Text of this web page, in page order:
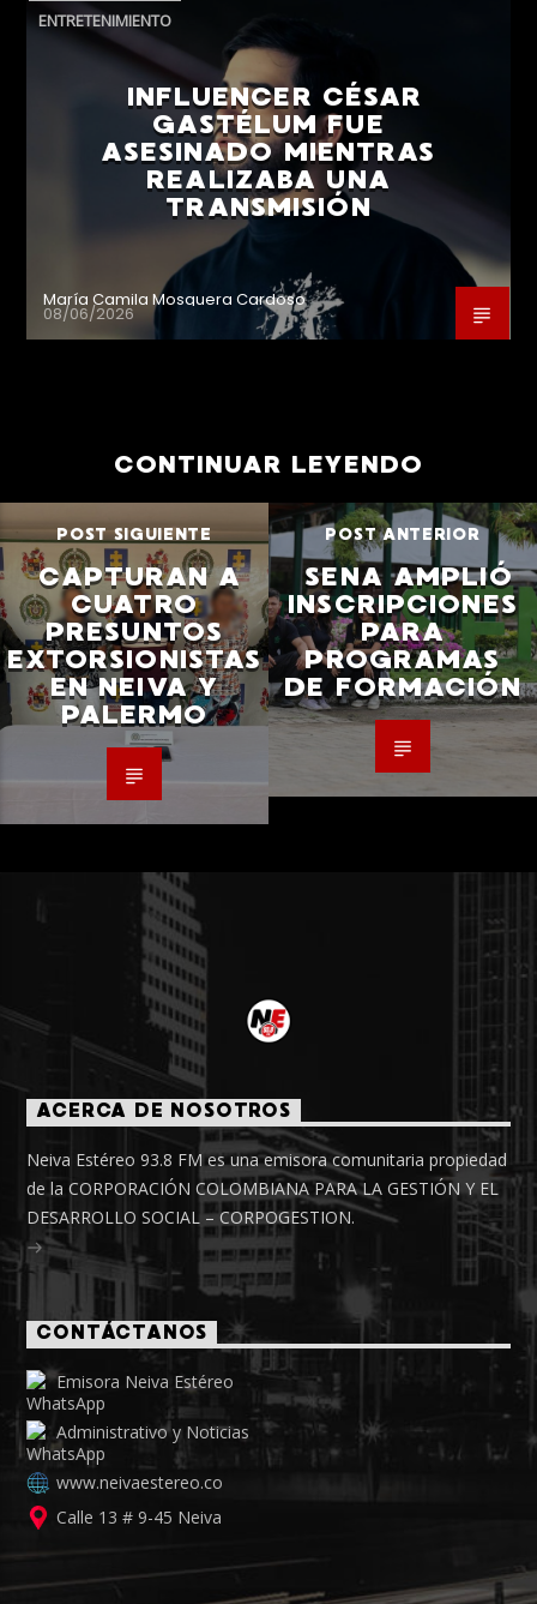
ENTRETENIMIENTO
INFLUENCER CÉSAR
GASTÉLUM FUE
ASESINADO MIENTRAS
REALIZABA UNA
TRANSMISIÓN
María Camila Mosquera Cardoso
08/06/2026
CONTINUAR LEYENDO
POST SIGUIENTE
CAPTURAN A
CUATRO
PRESUNTOS
EXTORSIONISTAS
EN NEIVA Y
PALERMO
POST ANTERIOR
SENA AMPLIÓ
INSCRIPCIONES
PARA
PROGRAMAS
DE FORMACIÓN
ACERCA DE NOSOTROS
Neiva Estéreo 93.8 FM es una emisora comunitaria propiedad
de la CORPORACIÓN COLOMBIANA PARA LA GESTIÓN Y EL
DESARROLLO SOCIAL – CORPOGESTION.
CONTÁCTANOS
Emisora Neiva Estéreo
Administrativo y Noticias
www.neivaestereo.co
Calle 13 # 9-45 Neiva